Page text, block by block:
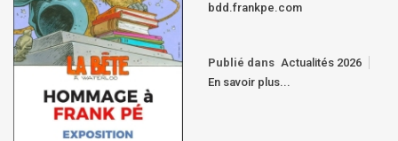
bdd.frankpe.com
Publié dans Actualités 2026
En savoir plus...